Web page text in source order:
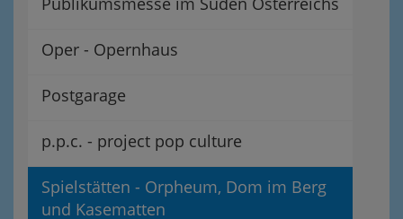
Oper - Opernhaus
Postgarage
p.p.c. - project pop culture
Spielstätten - Orpheum, Dom im Berg
und Kasematten